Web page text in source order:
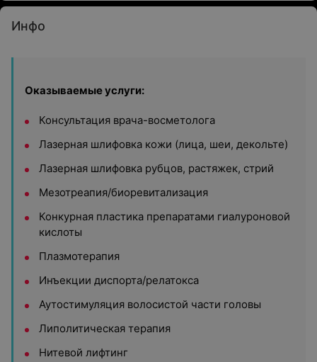
Инфо
Оказываемые услуги:
Консультация врача-восметолога
Лазерная шлифовка кожи (лица, шеи, декольте)
Лазерная шлифовка рубцов, растяжек, стрий
Мезотреапия/биоревитализация
Конкурная пластика препаратами гиалуроновой
кислоты
Плазмотерапия
Инъекции диспорта/релатокса
Аутостимуляция волосистой части головы
Липолитическая терапия
Нитевой лифтинг